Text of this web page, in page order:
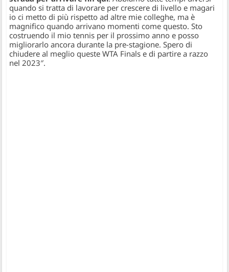
quando si tratta di lavorare per crescere di livello e magari
io ci metto di più rispetto ad altre mie colleghe, ma è
magnifico quando arrivano momenti come questo. Sto
costruendo il mio tennis per il prossimo anno e posso
migliorarlo ancora durante la pre-stagione. Spero di
chiudere al meglio queste WTA Finals e di partire a razzo
nel 2023″.